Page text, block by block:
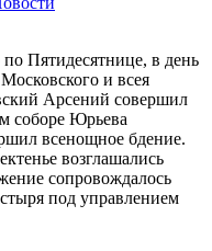
Пятидесятнице, в день
и всея
Арсений совершил
соборе Юрьева
всенощное бдение.
возглашались
сопровождалось
под управлением